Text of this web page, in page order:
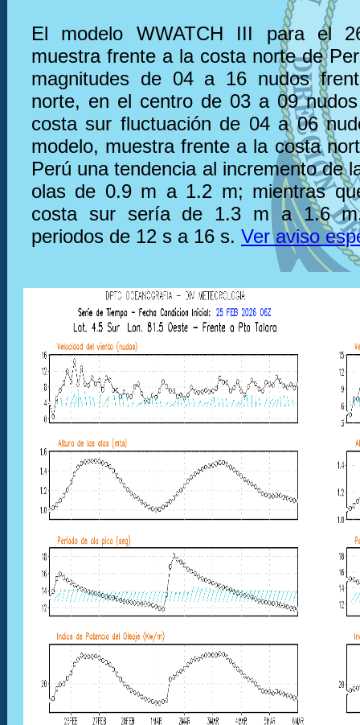
El modelo WWATCH III para el
muestra frente a la costa norte de
magnitudes de 04 a 16 nudos
norte, en el centro de 03 a 09
costa sur fluctuación de 04 a 06
modelo, muestra frente a la costa
Perú una tendencia al incremento de
olas de 0.9 m a 1.2 m; mientras
costa sur sería de 1.3 m a 1.6
periodos de 12 s a 16 s. Ver aviso